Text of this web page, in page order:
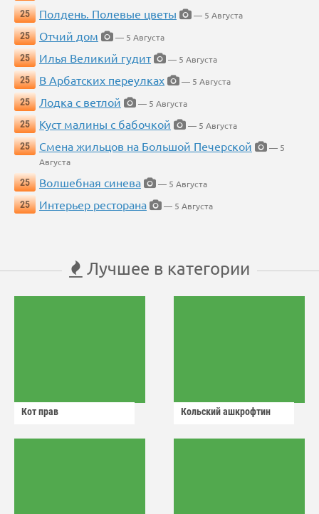
25
Полдень. Полевые цветы
— 5 Августа
25
Отчий дом
— 5 Августа
25
Илья Великий гудит
— 5 Августа
25
В Арбатских переулках
— 5 Августа
25
Лодка с ветлой
— 5 Августа
25
Куст малины с бабочкой
— 5 Августа
25
Смена жильцов на Большой Печерской
— 5
Августа
25
Волшебная синева
— 5 Августа
25
Интерьер ресторана — 5 Августа
Лучшее в категории
Кот прав Кольский ашкрофтин